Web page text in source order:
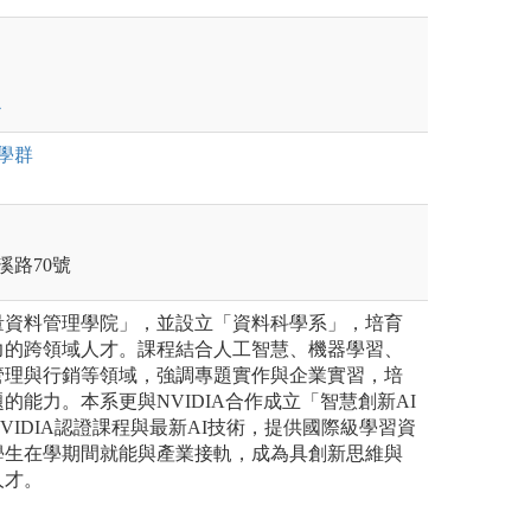
群
路70號
料管理學院」，並設立「資料科學系」，培育
跨領域人才。課程結合人工智慧、機器學習、
與行銷等領域，強調專題實作與企業實習，培
能力。本系更與NVIDIA合作成立「智慧創新AI
認證課程與最新AI技術，提供國際級學習資
在學期間就能與產業接軌，成為具創新思維與
。